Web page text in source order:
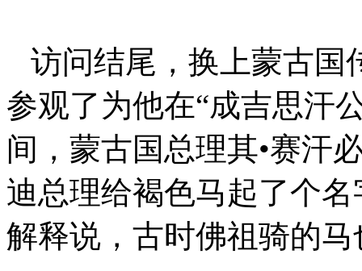
访问结尾，换上蒙古国
参观了为他在“成吉思汗
间，蒙古国总理其•赛汗
迪总理给褐色马起了个名
解释说，古时佛祖骑的马